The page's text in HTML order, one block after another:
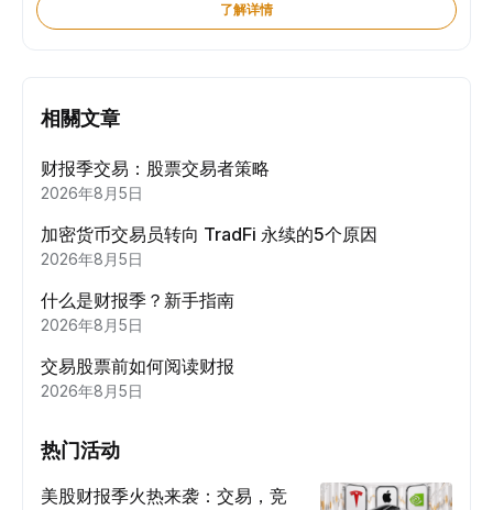
了解详情
相關文章
财报季交易：股票交易者策略
2026年8月5日
加密货币交易员转向 TradFi 永续的5个原因
2026年8月5日
什么是财报季？新手指南
2026年8月5日
交易股票前如何阅读财报
2026年8月5日
热门活动
美股财报季火热来袭：交易，竞